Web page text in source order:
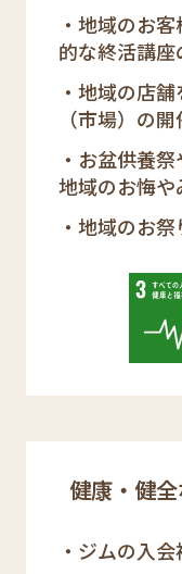
地域のお
的な終活講座
地域の店舗
（市場）の開
お盆供養
地域のお悔や
地域のお
健康・健
ジムの入会